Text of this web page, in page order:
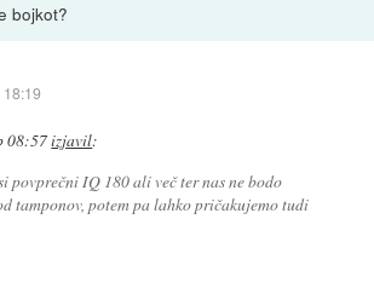
bojkot?
08:57izjavil:
povprečni IQ 180 ali več ter nas ne bodo
tamponov, potem pa lahko pričakujemo tudi